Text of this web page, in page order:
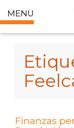
MENU
Finanzas